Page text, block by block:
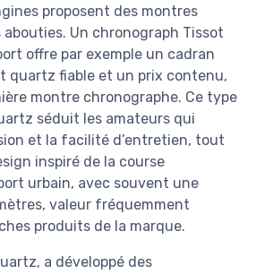
proposent des montres
Un chronograph Tissot
offre par exemple un cadran
quartz fiable et un prix contenu,
montre chronographe. Ce type
séduit les amateurs qui
et la facilité d’entretien, tout
inspiré de la course
urbain, avec souvent une
valeur fréquemment
produits de la marque.
a développé des